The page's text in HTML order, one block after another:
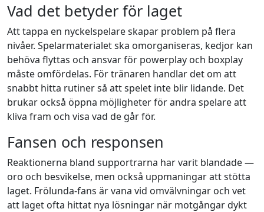
Vad det betyder för laget
Att tappa en nyckelspelare skapar problem på flera
nivåer. Spelarmaterialet ska omorganiseras, kedjor kan
behöva flyttas och ansvar för powerplay och boxplay
måste omfördelas. För tränaren handlar det om att
snabbt hitta rutiner så att spelet inte blir lidande. Det
brukar också öppna möjligheter för andra spelare att
kliva fram och visa vad de går för.
Fansen och responsen
Reaktionerna bland supportrarna har varit blandade —
oro och besvikelse, men också uppmaningar att stötta
laget. Frölunda-fans är vana vid omvälvningar och vet
att laget ofta hittat nya lösningar när motgångar dykt